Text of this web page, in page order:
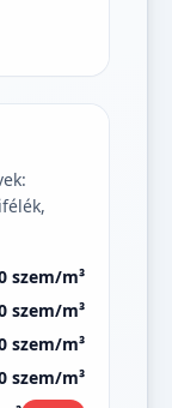
szem/m³
szem/m³
szem/m³
szem/m³